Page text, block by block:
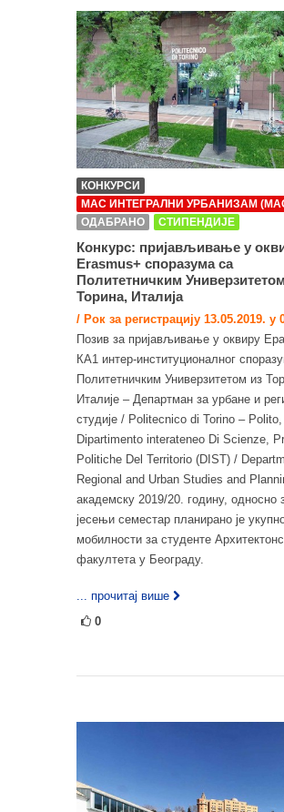
КОНКУРСИ
МАС ИНТЕГРАЛНИ УРБАНИЗАМ
ОДАБРАНО
СТИПЕНДИЈЕ
Конкурс: пријављивање у
Erasmus+ споразума са
Политетничким
Торина, Италија
/ Рок за регистрацију 13.05.2019. у
Позив за пријављивање у оквиру
КА1 интер-институционалног
Политетничким Универзитетом из
Италије – Департман за урбане и
студије / Politecnico di Torino –
Dipartimento interateneo Di Scienze,
Politiche Del Territorio (DIST) /
Regional and Urban Studies and
академску 2019/20. годину, односно
јесењи семестар планирано је
мобилности за студенте
факултета у Београду.
... прочитај више
0